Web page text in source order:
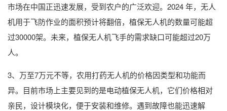
市场在中国正迅速发展，受到农户的广泛欢迎。2024 年，无人
机用于飞防作业的面积预计将翻倍，植保无人机的数量可能超
过30000架。未来，植保无人机飞手的需求缺口可能超过20万
人。
3、万至7万元不等，农用打药无人机的价格因类型和功能而
异。目前市场上主要见到的是电动植保无人机，它们价格相对
亲民，设计模块化，便于安装和维修。遇到故障也能迅速解